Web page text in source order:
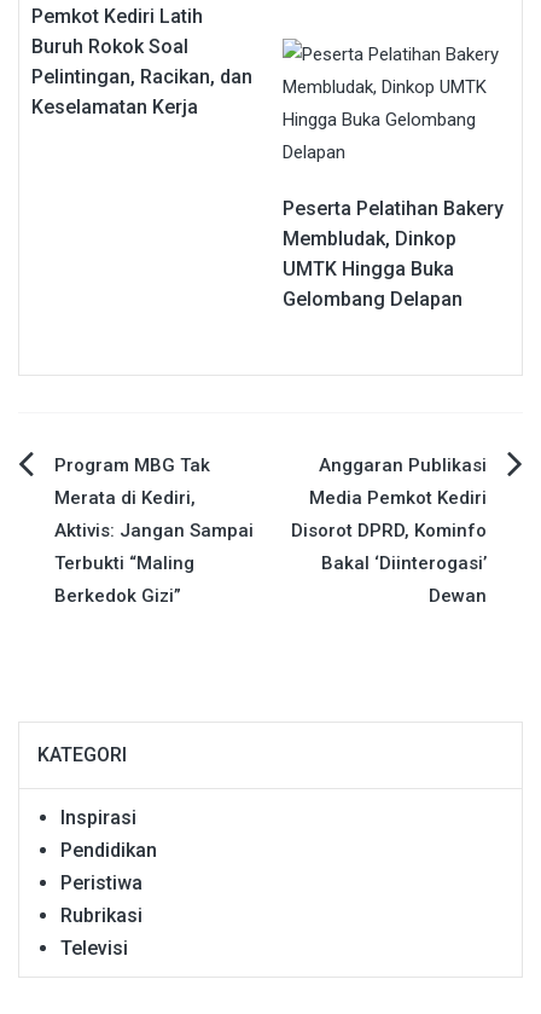
Pemkot Kediri Latih
Buruh Rokok Soal
Pelintingan, Racikan, dan
Keselamatan Kerja
Peserta Pelatihan Bakery
Membludak, Dinkop
UMTK Hingga Buka
Gelombang Delapan
Navigasi
pos
Program MBG Tak
Merata di Kediri,
Aktivis: Jangan Sampai
Terbukti “Maling
Berkedok Gizi”
Anggaran Publikasi
Media Pemkot Kediri
Disorot DPRD, Kominfo
Bakal ‘Diinterogasi’
Dewan
KATEGORI
Inspirasi
Pendidikan
Peristiwa
Rubrikasi
Televisi